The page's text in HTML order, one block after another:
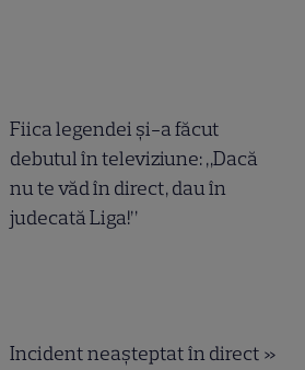
Fiica legendei și-a făcut
debutul în televiziune: „Dacă
nu te văd în direct, dau în
judecată Liga!”
Incident neașteptat în direct »